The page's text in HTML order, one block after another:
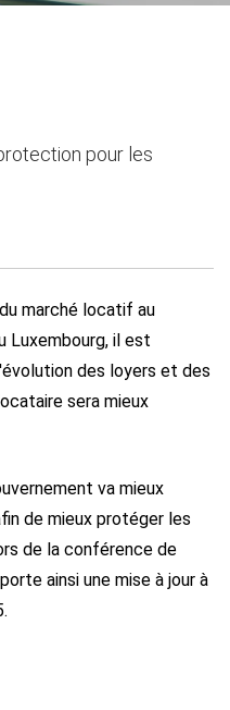
pour les
marché locatif au
Luxembourg, il est
des loyers et des
sera mieux
va mieux
de mieux protéger les
de la conférence de
ainsi une mise à jour à